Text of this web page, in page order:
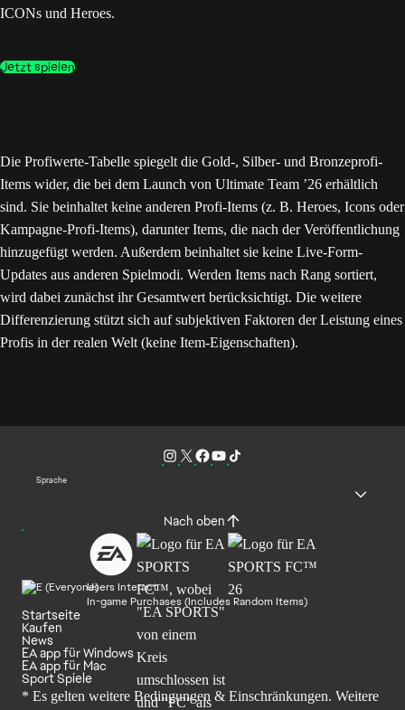
ICONs und Heroes.
Jetzt spielen
Die Profiwerte-Tabelle spiegelt die Gold-, Silber- und Bronzeprofi-
Items wider, die bei dem Launch von Ultimate Team ’26 erhältlich
sind. Sie beinhaltet keine anderen Profi-Items (z. B. Heroes, Icons oder
Kampagne-Profi-Items), darunter Items, die nach der Veröffentlichung
hinzugefügt werden. Außerdem beinhaltet sie keine Live-Form-
Updates aus anderen Spielmodi. Werden Items nach Rang sortiert,
wird dabei zunächst ihr Gesamtwert berücksichtigt. Die weitere
Differenzierung stützt sich auf subjektiven Faktoren der Leistung eines
Profis in der realen Welt (keine Item-Eigenschaften).
Sprache
Nach oben
Users Interact
In-game Purchases (Includes Random Items)
Startseite
Kaufen
News
EA app für Windows
EA app für Mac
Sport Spiele
* Es gelten weitere Bedingungen & Einschränkungen. Weitere